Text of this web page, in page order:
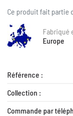
Ce produit fait partie
Fabriqué
Europe
Référence :
Collection :
Commande par